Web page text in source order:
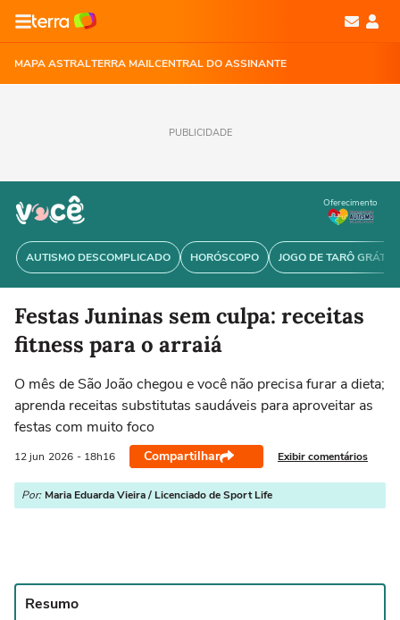
MAPA ASTRALTERRA MAILCENTRAL DO ASSINANTE
PUBLICIDADE
AUTISMO DESCOMPLICADO HORÓSCOPO JOGO DE TARÔ GRÁTIS
Oferecimento
Festas Juninas sem culpa: receitas
fitness para o arraiá
O mês de São João chegou e você não precisa furar a dieta;
aprenda receitas substitutas saudáveis para aproveitar as
festas com muito foco
12 jun 2026 - 18h16 Compartilhar Exibir comentários
Por: Maria Eduarda Vieira / Licenciado de Sport Life
Resumo